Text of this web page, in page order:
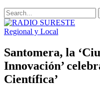
Regional y Local
Santomera, la
Innovación’
Científica’